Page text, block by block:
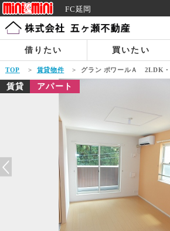
FC延岡
借りたい 買いたい
TOP > 賃貸物件 > グラン ポワールＡ 2LDK
賃貸 アパート